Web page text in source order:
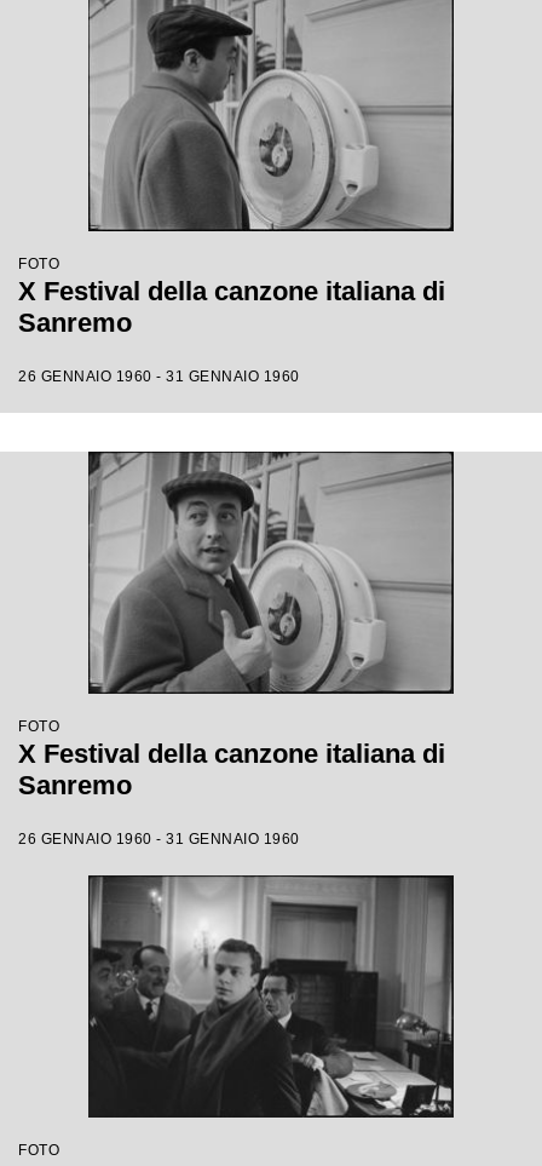
FOTO
X Festival della canzone italiana di
Sanremo
26 GENNAIO 1960 - 31 GENNAIO 1960
FOTO
X Festival della canzone italiana di
Sanremo
26 GENNAIO 1960 - 31 GENNAIO 1960
FOTO